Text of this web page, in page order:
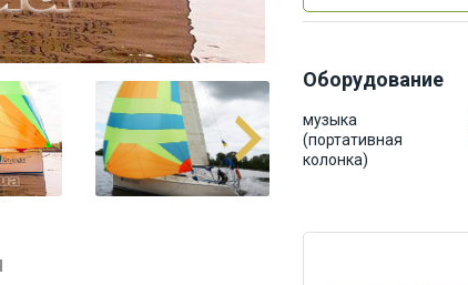
Оборудование
музыка
(портативная
колонка)